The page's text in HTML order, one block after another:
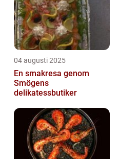
04 augusti 2025
En smakresa genom
Smögens
delikatessbutiker